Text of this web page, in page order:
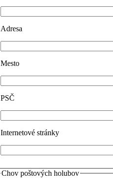
Adresa
Mesto
PSČ
Internetové stránky
Chov poštových holubov